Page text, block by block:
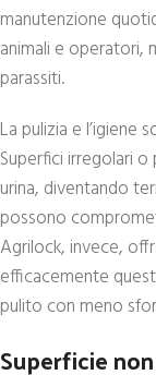
manutenzione
animali e operatori,
parassiti.
La pulizia e l’igiene
Superfici irregolari
urina, diventando
possono
Agrilock, invece,
efficacemente
pulito con meno
Superficie